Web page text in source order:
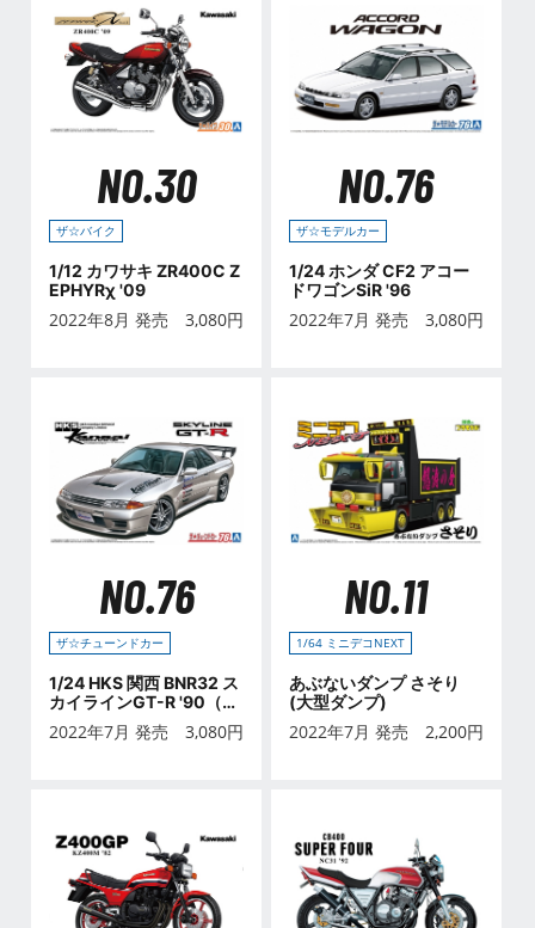
NO.30
ザ☆バイク
1/12 カワサキ ZR400C Z
EPHYRχ '09
2022年8月 発売 3,080円
NO.76
ザ☆モデルカー
1/24 ホンダ CF2 アコー
ドワゴンSiR '96
2022年7月 発売 3,080円
NO.76
ザ☆チューンドカー
1/24 HKS 関西 BNR32 ス
カイラインGT-R '90（ニ
ッサン）
2022年7月 発売 3,080円
NO.11
1/64 ミニデコNEXT
あぶないダンプ さそり
(大型ダンプ)
2022年7月 発売 2,200円